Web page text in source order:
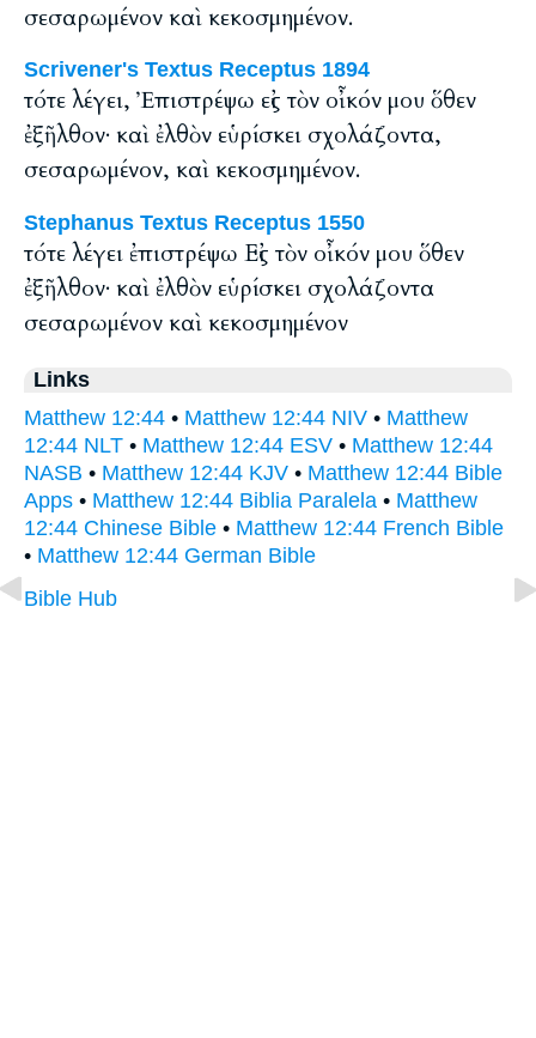
σεσαρωμένον καὶ κεκοσμημένον.
Scrivener's Textus Receptus 1894
τότε λέγει, Ἐπιστρέψω εἰς τὸν οἶκόν μου ὅθεν
ἐξῆλθον· καὶ ἐλθὸν εὑρίσκει σχολάζοντα,
σεσαρωμένον, καὶ κεκοσμημένον.
Stephanus Textus Receptus 1550
τότε λέγει ἐπιστρέψω Εἰς τὸν οἶκόν μου ὅθεν
ἐξῆλθον· καὶ ἐλθὸν εὑρίσκει σχολάζοντα
σεσαρωμένον καὶ κεκοσμημένον
Links
Matthew 12:44 • Matthew 12:44 NIV • Matthew
12:44 NLT • Matthew 12:44 ESV • Matthew 12:44
NASB • Matthew 12:44 KJV • Matthew 12:44 Bible
Apps • Matthew 12:44 Biblia Paralela • Matthew
12:44 Chinese Bible • Matthew 12:44 French Bible
• Matthew 12:44 German Bible
Bible Hub